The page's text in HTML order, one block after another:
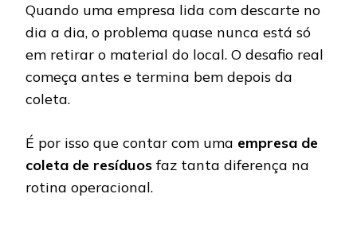
Quando uma empresa lida com descarte no
dia a dia, o problema quase nunca está só
em retirar o material do local. O desafio real
começa antes e termina bem depois da
coleta.
É por isso que contar com uma empresa de
coleta de resíduosfaz tanta diferença na
rotina operacional.